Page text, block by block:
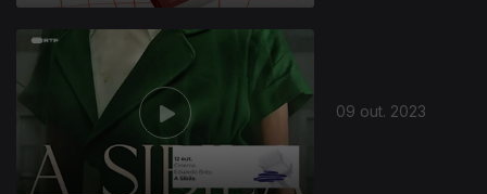
09 out. 2023